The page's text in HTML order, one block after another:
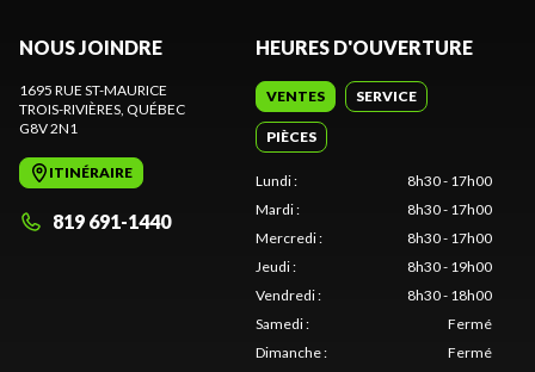
NOUS JOINDRE
1695 RUE ST-MAURICE
TROIS-RIVIÈRES , QUÉBEC
G8V 2N1
ITINÉRAIRE
819 691-1440
HEURES D'OUVERTURE
VENTES SERVICE
PIÈCES
Lundi:
8h30 - 17h00
Mardi:
8h30 - 17h00
Mercredi:
8h30 - 17h00
Jeudi:
8h30 - 19h00
Vendredi:
8h30 - 18h00
Samedi:
Fermé
Dimanche: Fermé